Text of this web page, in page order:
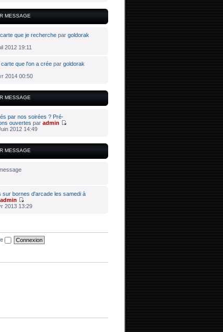
MESSAGE
que je recherchepar goldorak
2012 19:11
que l'on a créepar goldorak
2014 00:50
MESSAGE
par nos soirées ? Pré-
ouvertes par admin
2012 14:49
MESSAGE
sur bornes d'arcade les samedi à
admin
2013 13:29